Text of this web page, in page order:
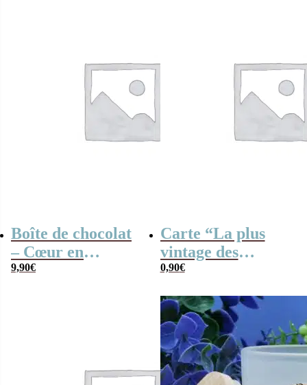
Boîte de chocolat
– Cœur en
chocolat noir et
9,90€
Carte “La plus
vintage des
mamies”
0,90€